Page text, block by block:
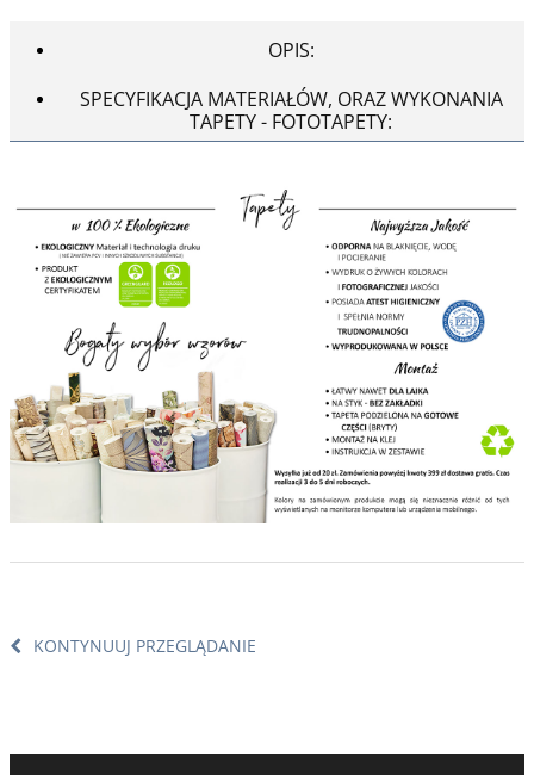
OPIS:
SPECYFIKACJA MATERIAŁÓW, ORAZ WYKONANIA
TAPETY - FOTOTAPETY:
KONTYNUUJ PRZEGLĄDANIE